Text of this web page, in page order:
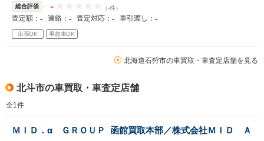
総合評価 - （-件）
査定額： - 連絡： - 査定対応： - 車引渡し： -
出張OK 事故車OK
北海道石狩市の車買取・車査定店舗を見る
北斗市の車買取・車査定店舗
全1件
ＭＩＤ．α ＧＲＯＵＰ 函館買取本部／株式会社ＭＩＤ Ａ